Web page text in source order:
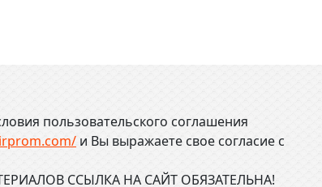
пользовательского соглашения
и Вы выражаете свое согласие с
ССЫЛКА НА САЙТ ОБЯЗАТЕЛЬНА!